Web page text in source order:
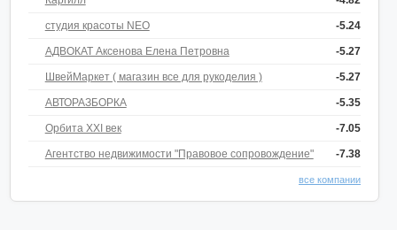
-5.24
студия красоты NEO
-5.27
АДВОКАТ Аксенова Елена Петровна
-5.27
ШвейМаркет ( магазин все для рукоделия )
-5.35
АВТОРАЗБОРКА
-7.05
Орбита ХХI век
-7.38
Агентство недвижимости "Правовое сопровождение"
все компании